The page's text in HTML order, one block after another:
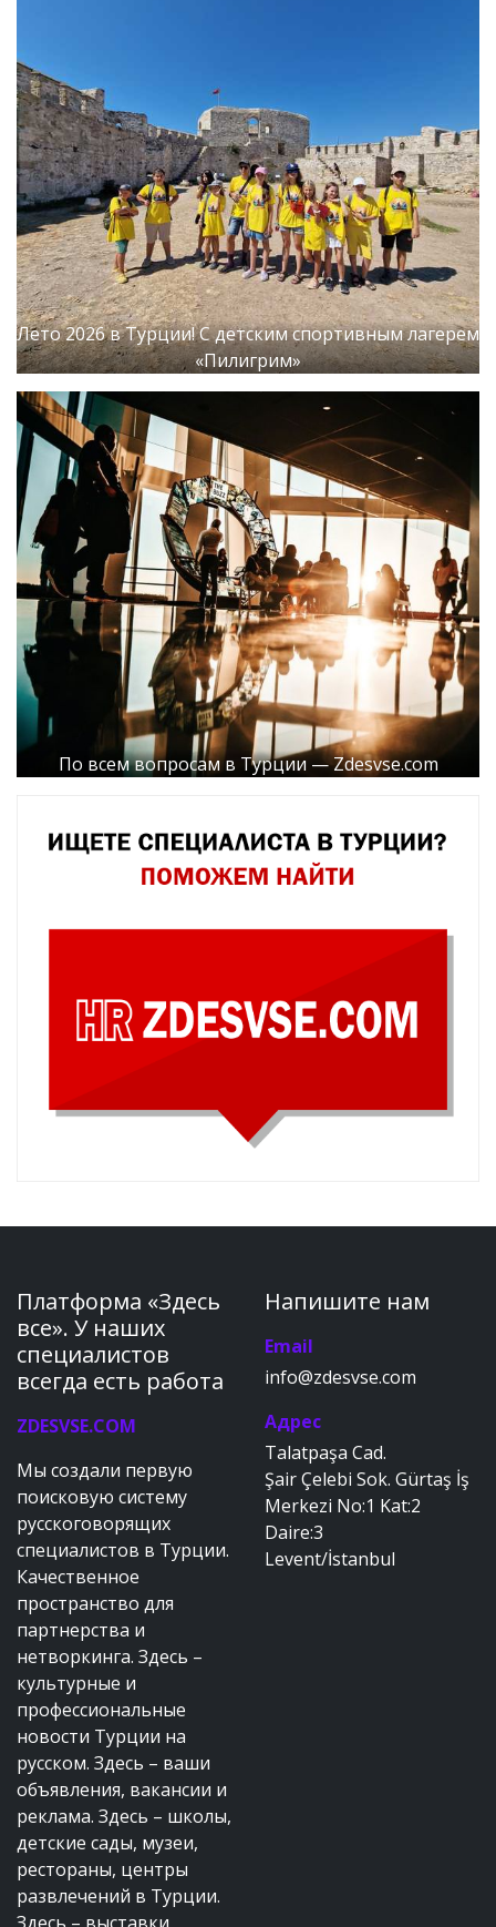
Лето 2026 в Турции! С детским спортивным лагерем
«Пилигрим»
По всем вопросам в Турции — Zdesvse.com
Платформа «Здесь
все». У наших
специалистов
всегда есть работа
ZDESVSE.COM
Мы создали первую
поисковую систему
русскоговорящих
специалистов в Турции.
Качественное
пространство для
партнерства и
нетворкинга. Здесь –
культурные и
профессиональные
новости Турции на
русском. Здесь – ваши
объявления, вакансии и
реклама. Здесь – школы,
детские сады, музеи,
рестораны, центры
развлечений в Турции.
Напишите нам
Email
info@zdesvse.com
Адрес
Talatpaşa Cad.
Şair Çelebi Sok. Gürtaş İş
Merkezi No:1 Kat:2
Daire:3
Levent/İstanbul